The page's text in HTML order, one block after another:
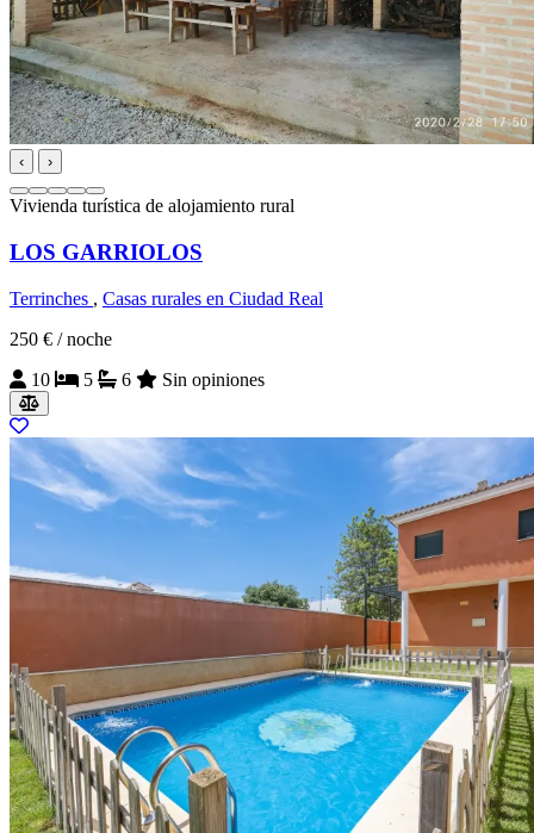
‹ ›
Vivienda turística de alojamiento rural
LOS GARRIOLOS
Terrinches , Casas rurales en Ciudad Real
250 € / noche
10
5 6 Sin opiniones